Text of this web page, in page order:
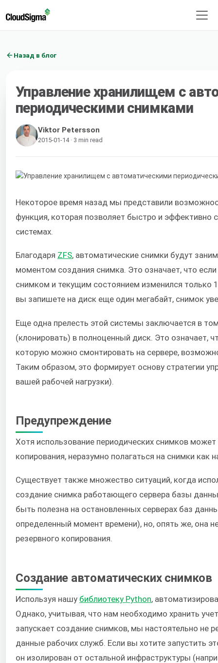
Назад в блог
Управление хранилищем с
периодическими снимками
Viktor Petersson
2015-01-14 · 3 min read
Некоторое время назад мы представили
функция, которая позволяет быстро и
системах.
Благодаря ZFS, автоматические снимки будут
моментом создания снимка. Это означает, что
снимком и текущим состоянием изменился
вы запишете на диск еще один мегабайт, снимок
Еще одна прелесть этой системы заключается в
(клонировать) в полноценный диск. Это означает,
которую можно смонтировать на сервере,
Таким образом, это формирует основу стратегии
вашей рабочей нагрузки).
Предупреждение
Хотя использование периодических снимков
копирования, неразумно полагаться на снимки как
Существует также множество ситуаций, когда
создание снимка работающего сервера базы
быть полезна на остановленных серверах баз
определенный момент времени), но, опять же, она
резервного копирования.
Создание автоматических снимков
Используя нашу библиотеку Python,
Однако, учитывая, что нам необходимо хранить
запускает создание снимков, мы настоятельно не
данные рабочих служб. Если вы хотите запустить
он изолирован от остальной инфраструктуры